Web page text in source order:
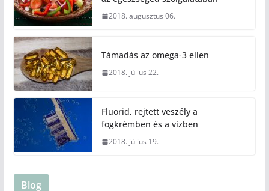
2018. augusztus 06.
Támadás az omega-3 ellen
2018. július 22.
Fluorid, rejtett veszély a
fogkrémben és a vízben
2018. július 19.
Blog